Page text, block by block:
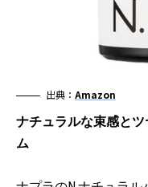
出典： Amazon
ナチュラルな束感と
ム